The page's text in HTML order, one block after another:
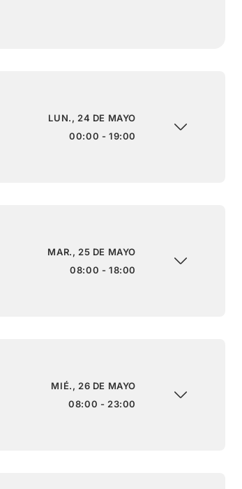
LUN., 24 DE MAYO
00:00 - 19:00
MAR., 25 DE MAYO
08:00 - 18:00
MIÉ., 26 DE MAYO
08:00 - 23:00